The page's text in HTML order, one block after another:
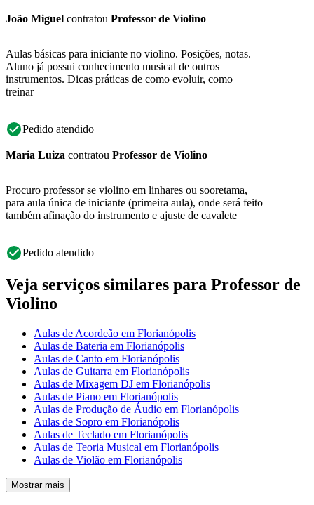
João Miguel contratou Professor de Violino
Aulas básicas para iniciante no violino. Posições, notas.
Aluno já possui conhecimento musical de outros
instrumentos. Dicas práticas de como evoluir, como
treinar
Pedido atendido
Maria Luiza contratou Professor de Violino
Procuro professor se violino em linhares ou sooretama,
para aula única de iniciante (primeira aula), onde será feito
também afinação do instrumento e ajuste de cavalete
Pedido atendido
Veja serviços similares para Professor de
Violino
Aulas de Acordeão em Florianópolis
Aulas de Bateria em Florianópolis
Aulas de Canto em Florianópolis
Aulas de Guitarra em Florianópolis
Aulas de Mixagem DJ em Florianópolis
Aulas de Piano em Florianópolis
Aulas de Produção de Áudio em Florianópolis
Aulas de Sopro em Florianópolis
Aulas de Teclado em Florianópolis
Aulas de Teoria Musical em Florianópolis
Aulas de Violão em Florianópolis
Mostrar mais